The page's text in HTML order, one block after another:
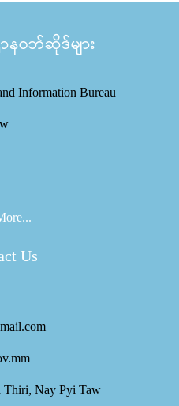
နဝဘ်ဆိုဒ်များ
Information Bureau
Us
Thiri, Nay Pyi Taw